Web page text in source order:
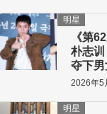
《第
朴志训
夺下
明星
2026年5
明星